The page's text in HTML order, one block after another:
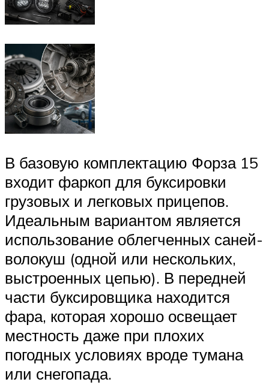
В базовую комплектацию Форза 15
входит фаркоп для буксировки
грузовых и легковых прицепов.
Идеальным вариантом является
использование облегченных саней-
волокуш (одной или нескольких,
выстроенных цепью). В передней
части буксировщика находится
фара, которая хорошо освещает
местность даже при плохих
погодных условиях вроде тумана
или снегопада.